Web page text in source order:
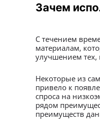
Зачем
С течением
материалам,
улучшением тех,
Некоторые из
привело к
спроса на
рядом
преимуществ